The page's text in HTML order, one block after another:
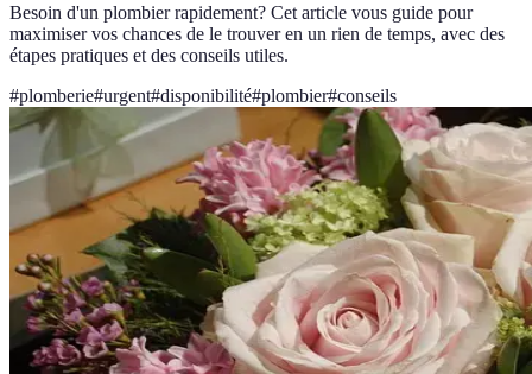
Besoin d'un plombier rapidement? Cet article vous guide pour
maximiser vos chances de le trouver en un rien de temps, avec des
étapes pratiques et des conseils utiles.
#plomberie#urgent#disponibilité#plombier#conseils